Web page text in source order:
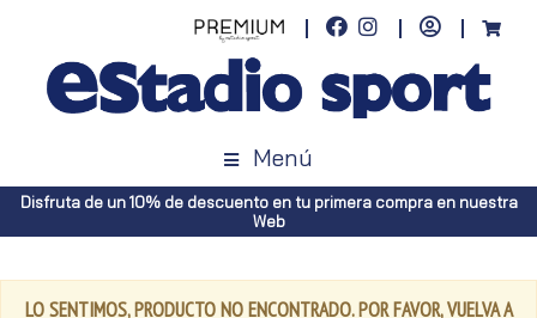
Menú
Disfruta de un 10% de descuento en tu primera compra en nuestra
Web
LO SENTIMOS, PRODUCTO NO ENCONTRADO. POR FAVOR, VUELVA A